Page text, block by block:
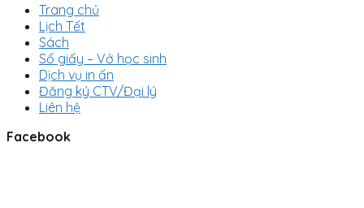
Trang chủ
Lịch Tết
Sách
Sổ giấy – Vở học sinh
Dịch vụ in ấn
Đăng ký CTV/Đại lý
Liên hệ
Facebook